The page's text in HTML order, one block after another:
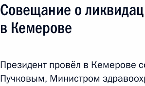
1 апреля 2018 года, воскресенье
1 апреля 2018 года, 14:45
Совещание о
в Кемерове
Президент провёл в Кемерове
Пучковым, Министром